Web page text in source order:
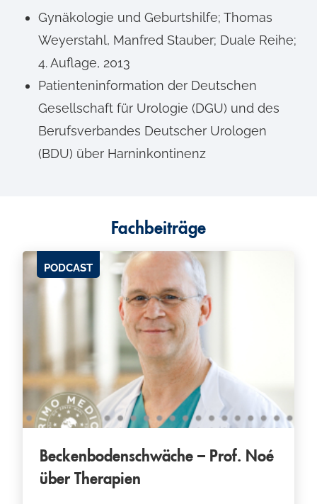
Gynäkologie und Geburtshilfe; Thomas
Weyerstahl, Manfred Stauber; Duale Reihe;
4. Auflage, 2013
Patienteninformation der Deutschen
Gesellschaft für Urologie (DGU) und des
Berufsverbandes Deutscher Urologen
(BDU) über Harninkontinenz
Fachbeiträge
PODCAST
Beckenbodenschwäche – Prof. Noé
über Therapien